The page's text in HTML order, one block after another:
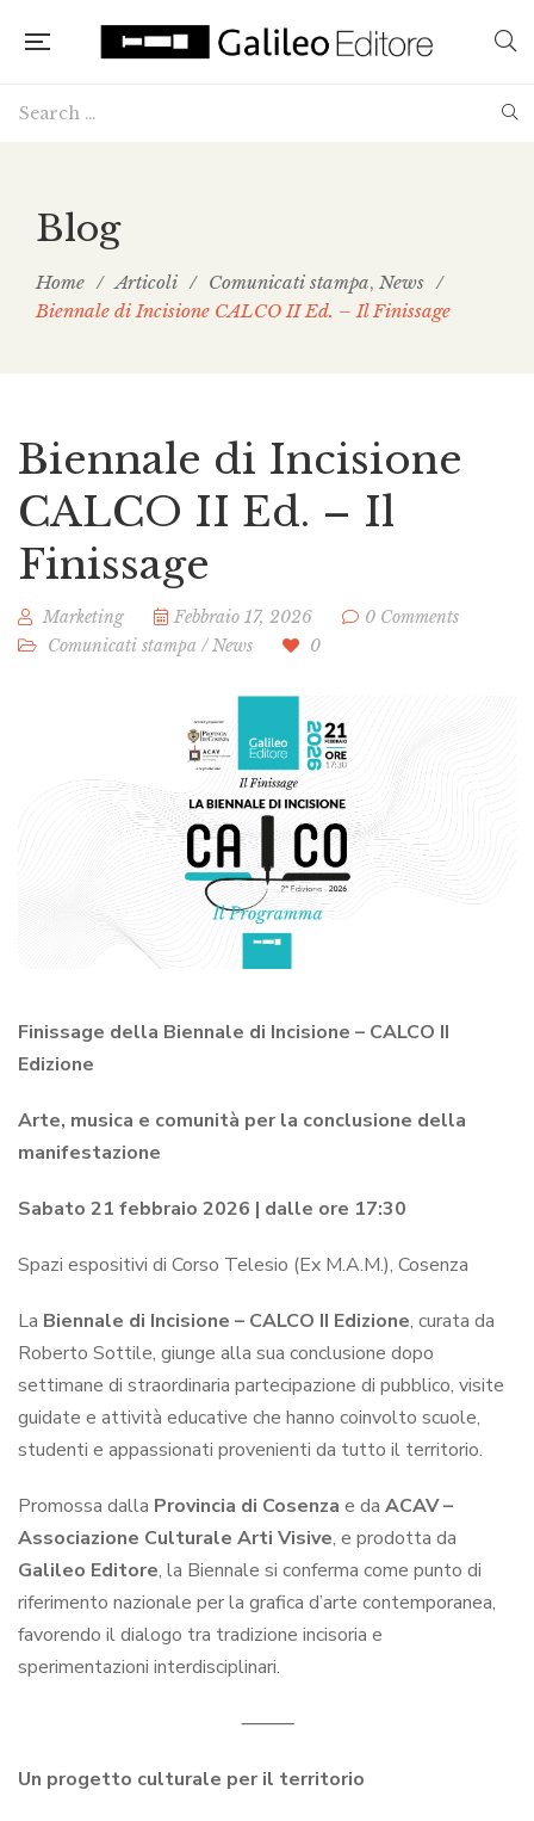
Blog
Home / Articoli / Comunicati stampa, News /
Biennale di Incisione CALCO II Ed. – Il Finissage
Biennale di Incisione
CALCO II Ed. – Il
Finissage
Marketing Febbraio 17, 2026
0 Comments
Comunicati stampa /News 0
Finissage della Biennale di Incisione – CALCO II
Edizione
Arte, musica e comunità per la conclusione della
manifestazione
Sabato 21 febbraio 2026 | dalle ore 17:30
Spazi espositivi di Corso Telesio (Ex M.A.M.), Cosenza
La Biennale di Incisione – CALCO II Edizione, curata da
Roberto Sottile, giunge alla sua conclusione dopo
settimane di straordinaria partecipazione di pubblico, visite
guidate e attività educative che hanno coinvolto scuole,
studenti e appassionati provenienti da tutto il territorio.
Promossa dalla Provincia di Cosenza e da ACAV –
Associazione Culturale Arti Visive, e prodotta da
Galileo Editore, la Biennale si conferma come punto di
riferimento nazionale per la grafica d’arte contemporanea,
favorendo il dialogo tra tradizione incisoria e
sperimentazioni interdisciplinari.
⸻
Un progetto culturale per il territorio